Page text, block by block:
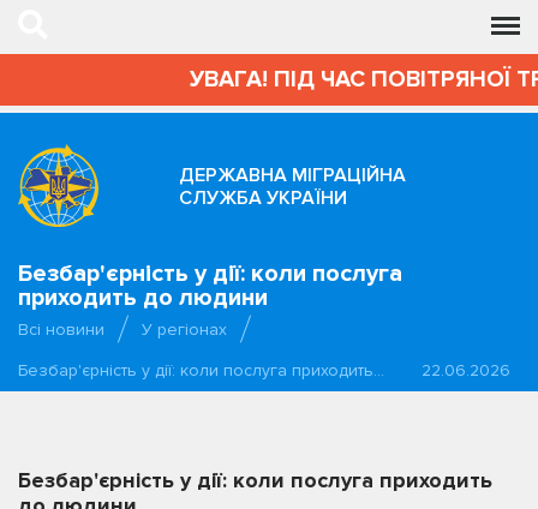
УВАГА! ПІД ЧАС ПОВІТРЯНОЇ
ДЕРЖАВНА МІГРАЦІЙНА
СЛУЖБА УКРАЇНИ
Безбар'єрність у дії: коли послуга
приходить до людини
Всі новини
У регіонах
Безбар'єрність у дії: коли послуга приходить…
22.06.2026
Безбар'єрність у дії: коли послуга приходить